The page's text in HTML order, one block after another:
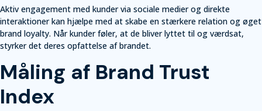
Aktiv engagement med kunder via sociale medier og direkte
interaktioner kan hjælpe med at skabe en stærkere relation og øget
brand loyalty. Når kunder føler, at de bliver lyttet til og værdsat,
styrker det deres opfattelse af brandet.
Måling af Brand Trust
Index